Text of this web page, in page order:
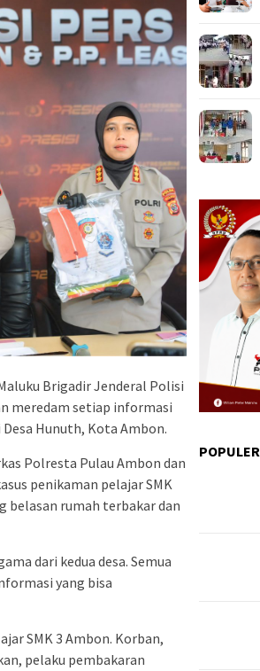
Brigadir Jenderal Polisi
meredam setiap informasi
Hunuth, Kota Ambon.
Polresta Pulau Ambon dan
penikaman pelajar SMK
belasan rumah terbakar dan
dari kedua desa. Semua
yang bisa
SMK 3 Ambon. Korban,
pelaku pembakaran
POPULER